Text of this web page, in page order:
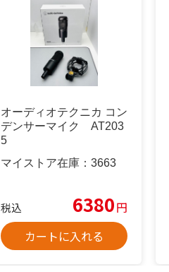
オーディオテクニカ コン
デンサーマイク AT203
5
マイストア在庫： 3663
税込 6380円
カートに入れる